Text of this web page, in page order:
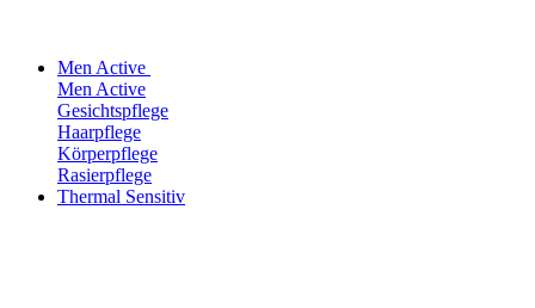
Men Active
Men Active
Gesichtspflege
Haarpflege
Körperpflege
Rasierpflege
Thermal Sensitiv